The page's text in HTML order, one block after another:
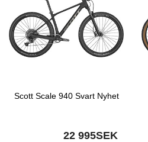
Scott Scale 940 Svart Nyhet
22 995SEK